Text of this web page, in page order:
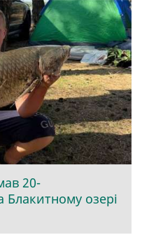
20-
Блакитному озері